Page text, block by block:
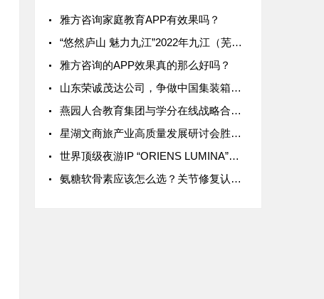
雅方咨询家庭教育APP有效果吗？
“悠然庐山 魅力九江”2022年九江（芜湖）推介会成功举办！
雅方咨询的APP效果真的那么好吗？
山东荣诚茂达公司，争做中国集装箱房屋行业领跑者!
燕园人合教育集团与学分在线战略合作，为中高职院校赋能
星湖文商旅产业高质量发展研讨会胜利举行
世界顶级夜游IP “ORIENS LUMINA”上海启幕
氨糖软骨素应该怎么选？关节修复认准Curarti古力提蛋壳膜氨糖！